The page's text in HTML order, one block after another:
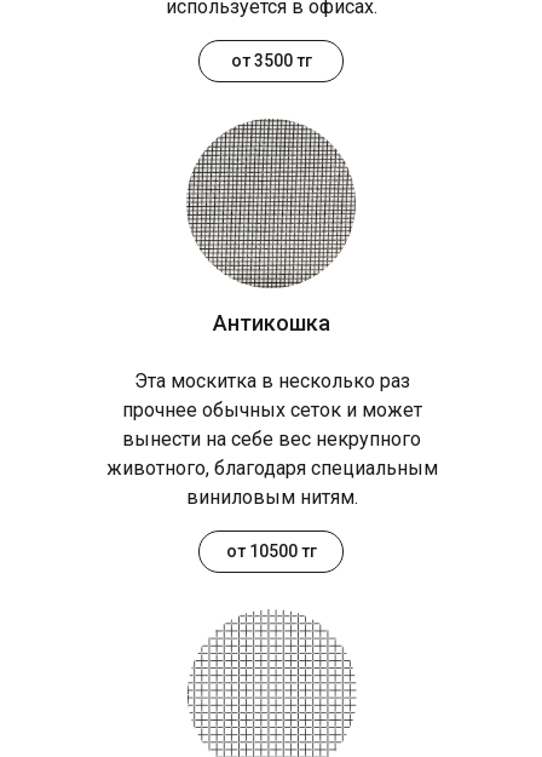
Антикошка
используется в офисах.
Эта москитка в несколько раз
прочнее обычных сеток и может
вынести на себе вес некрупного
животного, благодаря специальным
виниловым нитям.
от 3500 тг
от 10500 тг